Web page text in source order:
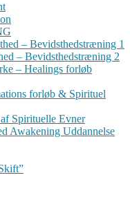
– Bevidsthedstræning 1
– Bevidsthedstræning 2
– Healings forløb
forløb & Spirituel
Spirituelle Evner
Awakening Uddannelse